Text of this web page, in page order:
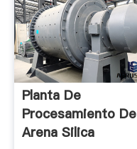
Planta De
Procesamiento De
Arena Silica